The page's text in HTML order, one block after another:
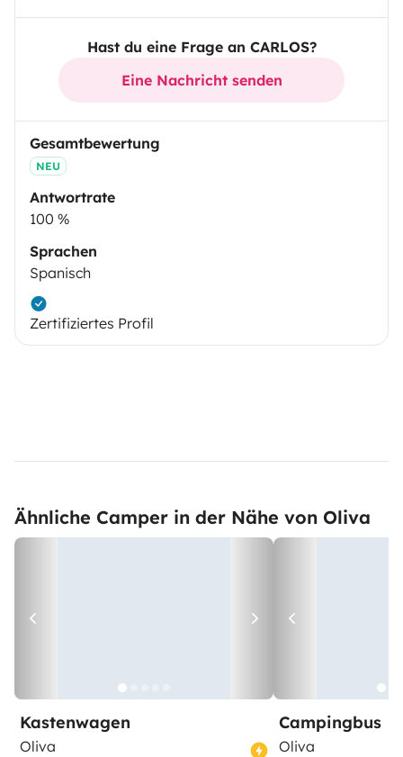
Hast du eine Frage an CARLOS?
Eine Nachricht senden
Gesamtbewertung
NEU
Antwortrate
100 %
Sprachen
Spanisch
Zertifiziertes Profil
Ähnliche Camper in der Nähe von Oliva
Kastenwagen
Oliva
Campingbus
Oliva